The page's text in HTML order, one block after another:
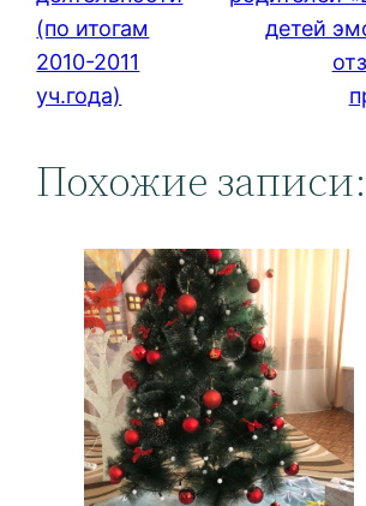
(по итогам
2010-2011
уч.года)
детей
Похожие записи: